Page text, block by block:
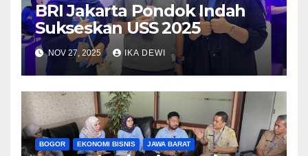
BRI Jakarta Pondok Indah
Sukseskan USS 2025
NOV 27, 2025 IKA DEWI
BOGOR EKONOMI BISNIS JAWA BARAT